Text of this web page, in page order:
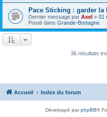
Pace Sticking : garder la
Dernier message par Axel « 01
Posté dans Grande-Bretagne
36 résultats
Accueil Index du forum
Développé parphpBB®